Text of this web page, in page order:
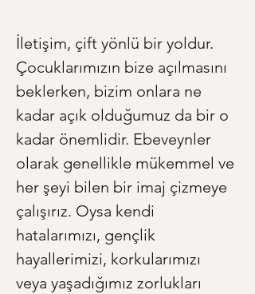
İletişim, çift yönlü bir yoldur.
Çocuklarımızın bize açılmasını
beklerken, bizim onlara ne
kadar açık olduğumuz da bir o
kadar önemlidir. Ebeveynler
olarak genellikle mükemmel ve
her şeyi bilen bir imaj çizmeye
çalışırız. Oysa kendi
hatalarımızı, gençlik
hayallerimizi, korkularımızı
veya yaşadığımız zorlukları